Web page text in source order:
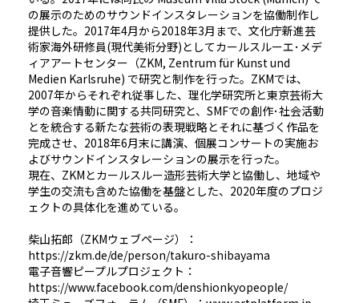
の展示のためのサウンドインスタレーションを協働制作し
提供した。2017年4月から2018年3月まで、文化庁新進芸
術家海外研修員(現代美術分野)としてカールスルーエ･メデ
ィアアートセンター（ZKM, Zentrum für Kunst und
Medien Karlsruhe) で研究と制作を行った。ZKMでは、
2007年からそれぞれ従事した、理化学研究所と東京芸術大
学の音楽情動に関する共同研究と、SMFでの創作･社会活動
とを統合する新たな芸術の表現戦略とそれに基づく作品を
完成させ、2018年6月末に講演、個展コンサートの実施お
よびサウンドインスタレーションの展示を行った。
現在、ZKMとカールスルー造形芸術大学と協働し、地域や
学生の交流も含めた協働を基盤とした、2020年度のプロジ
ェクトの具体化を進めている。
柴山拓郎（ZKMウェブページ）：
https://zkm.de/de/person/takuro-shibayama
電子音響ピープルプロジェクト：
https://www.facebook.com/denshionkyopeople/